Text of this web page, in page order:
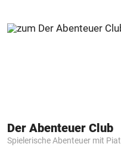
Der Abenteuer Club
Spielerische Abenteuer mit